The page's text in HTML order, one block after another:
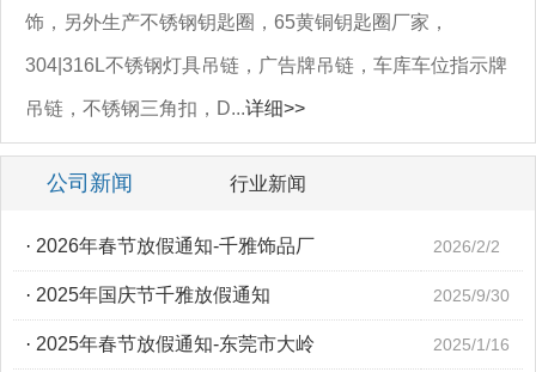
饰，另外生产不锈钢钥匙圈，65黄铜钥匙圈厂家，
304|316L不锈钢灯具吊链，广告牌吊链，车库车位指示牌
吊链，不锈钢三角扣，D...详细>>
公司新闻 行业新闻
· 2026年春节放假通知-千雅饰品厂 2026/2/2
· 2025年国庆节千雅放假通知 2025/9/30
· 2025年春节放假通知-东莞市大岭 2025/1/16